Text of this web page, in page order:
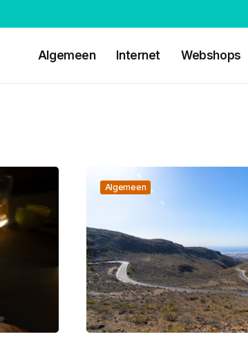
Algemeen Internet Webshops
Algemeen